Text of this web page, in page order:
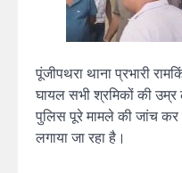
पूंजीपथरा थाना प्रभारी
घायल सभी श्रमिकों की
पुलिस पूरे मामले की जांच कर
लगाया जा रहा है।